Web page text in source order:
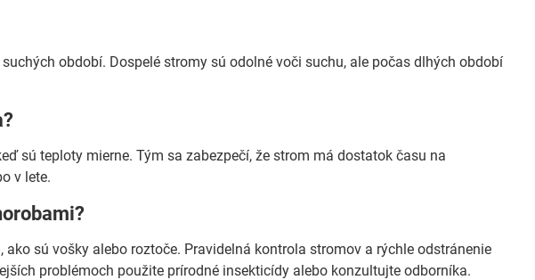
období. Dospelé stromy sú odolné voči suchu, ale počas dlhých období
sú teploty mierne. Tým sa zabezpečí, že strom má dostatok času na
v lete.
sú vošky alebo roztoče. Pravidelná kontrola stromov a rýchle odstránenie
problémoch použite prírodné insekticídy alebo konzultujte odborníka.